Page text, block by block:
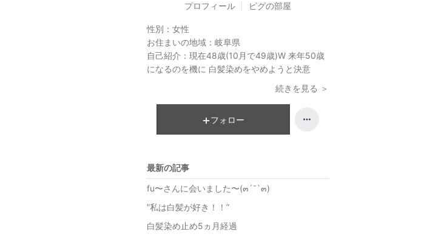
プロフィール ピグの部屋
性別： 女性
お住まいの地域： 岐阜県
自己紹介： 現在48歳(10月で49歳)W 来年50歳
になるのを機に 白髪染めをやめようと決意
続きを見る ＞
フォロー
最新の記事
fu〜さんに会いました〜(๓´˘`๓)
”私は白髪が好き！！”
白髪染め止め5ヵ月経過